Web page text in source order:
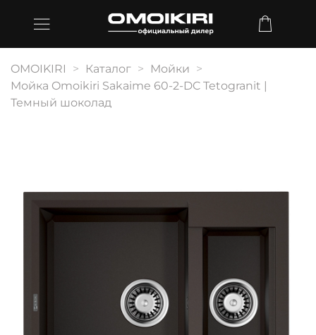
OMOIKIRI Каталог
Мойки
Мойка Omoikiri Sakaime 60-2-DC Tetogranit |
Темный шоколад